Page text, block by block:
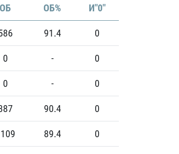
ОБ ОБ% И"0"
91.4 0
0 - 0
0 - 0
90.4 0
89.4 0